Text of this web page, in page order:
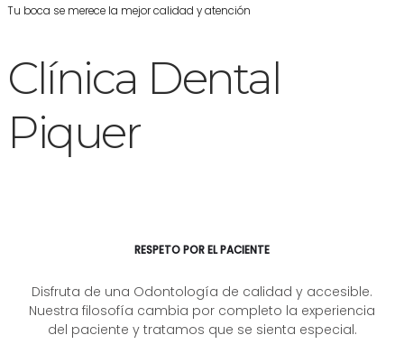
Tu boca se merece la mejor calidad y atención
Clínica Dental
Piquer
RESPETO POR EL PACIENTE
Disfruta de una Odontología de calidad y accesible.
Nuestra filosofía cambia por completo la experiencia
del paciente y tratamos que se sienta especial.